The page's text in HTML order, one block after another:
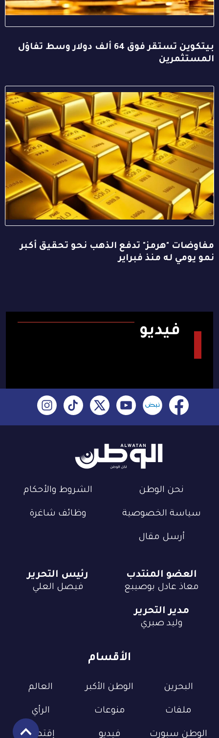
بيتكوين تستقر فوق 64 ألف دولار وسط تفاؤل
المستثمرين
مفاوضات "هرمز" تدفع الذهب نحو تحقيق أكبر
نمو يومي له منذ فبراير
فيديو
نحن الوطن الشروط والأحكام
سياسة الخصوصية وظائف شاغرة
أرسل مقال
الأقسام
البحرين الوطن الأكبر العالم
ملفات منوعات الرأي
الوطن سبورت فيديو إقتصاد
العضو المنتدب
معاذ عادل بوصيبع
رئيس التحرير
فيصل العلي
مدير التحرير
وليد صبري